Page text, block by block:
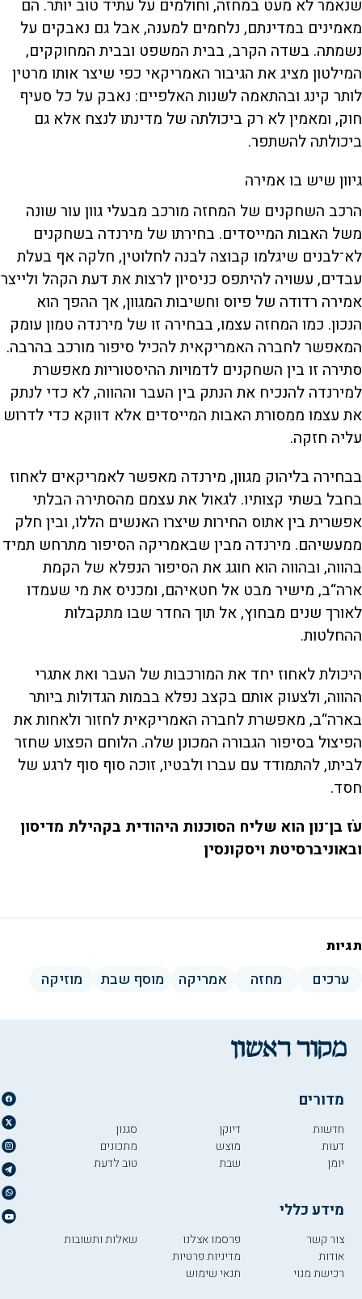
שנאמר לא מעט במחזה, וחולמים על עתיד טוב יותר. הם
מאמינים במדינתם, נלחמים למענה, אבל גם נאבקים על
נשמתה. בשדה הקרב, בבית המשפט ובבית המחוקקים,
המילטון מציג את הגיבור האמריקאי כפי שיצר אותו מרטין
לותר קינג ובהתאמה לשנות האלפיים: נאבק על כל סעיף
חוק, ומאמין לא רק ביכולתה של מדינתו לנצח אלא גם
ביכולתה להשתפר.
גיוון שיש בו אמירה
הרכב השחקנים של המחזה מורכב מבעלי גוון עור שונה
משל האבות המייסדים. בחירתו של מירנדה בשחקנים
לא־לבנים שיגלמו קבוצה לבנה לחלוטין, חלקה אף בעלת
עבדים, עשויה להיתפס כניסיון לרצות את דעת הקהל ולייצר
אמירה רדודה של פיוס וחשיבות המגוון, אך ההפך הוא
הנכון. כמו המחזה עצמו, בבחירה זו של מירנדה טמון עומק
המאפשר לחברה האמריקאית להכיל סיפור מורכב בהרבה.
סתירה זו בין השחקנים לדמויות ההיסטוריות מאפשרת
למירנדה להנכיח את הנתק בין העבר וההווה, לא כדי לנתק
את עצמו ממסורת האבות המייסדים אלא דווקא כדי לדרוש
עליה חזקה.
בבחירה בליהוק מגוון, מירנדה מאפשר לאמריקאים לאחוז
בחבל בשתי קצותיו. לגאול את עצמם מהסתירה הבלתי
אפשרית בין אתוס החירות שיצרו האנשים הללו, ובין חלק
ממעשיהם. מירנדה מבין שבאמריקה הסיפור מתרחש תמיד
בהווה, ובהווה הוא חוגג את הסיפור הנפלא של הקמת
ארה“ב, מישיר מבט אל חטאיהם, ומכניס את מי שעמדו
לאורך שנים מבחוץ, אל תוך החדר שבו מתקבלות
ההחלטות.
היכולת לאחוז יחד את המורכבות של העבר ואת אתגרי
ההווה, ולצעוק אותם בקצב נפלא בבמות הגדולות ביותר
בארה“ב, מאפשרת לחברה האמריקאית לחזור ולאחות את
הפיצול בסיפור הגבורה המכונן שלה. הלוחם הפצוע שחזר
לביתו, להתמודד עם עברו ולבטיו, זוכה סוף סוף לרגע של
חסד.
עֹז בן־נון הוא שליח הסוכנות היהודית בקהילת מדיסון
ובאוניברסיטת ויסקונסין
תגיות
ערכים מחזה אמריקה מוסף שבת מוזיקה
מדורים
חדשות
דעות
יומן
דיוקן
מוצש
שבת
סגנון
מתכונים
טוב לדעת
מידע כללי
צור קשר
אודות
רכישת מנוי
פרסמו אצלנו
מדיניות פרטיות
תנאי שימוש
שאלות ותשובות